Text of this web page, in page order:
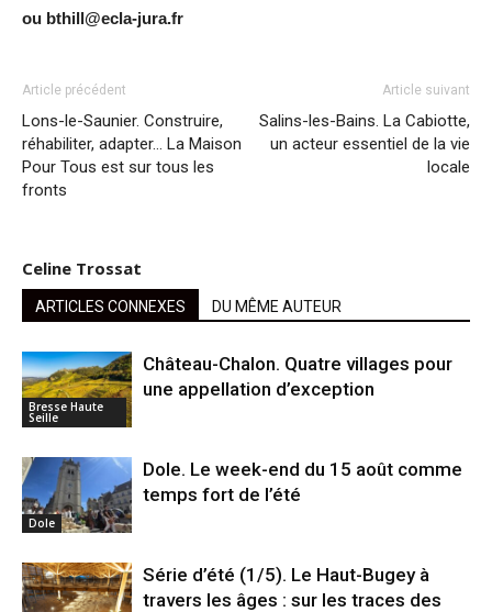
ou bthill@ecla-jura.fr
Article précédent
Lons-le-Saunier. Construire,
réhabiliter, adapter… La Maison
Pour Tous est sur tous les
fronts
Article suivant
Salins-les-Bains. La Cabiotte,
un acteur essentiel de la vie
locale
Celine Trossat
ARTICLES CONNEXES DU MÊME AUTEUR
Bresse Haute
Seille
Château-Chalon. Quatre villages pour
une appellation d’exception
Dole
Dole. Le week-end du 15 août comme
temps fort de l’été
Série d’été (1/5). Le Haut-Bugey à
travers les âges : sur les traces des